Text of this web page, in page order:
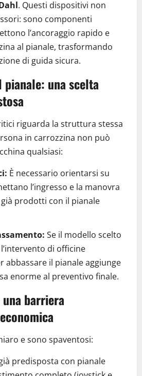
. Questi dispositivi non
sono componenti
l’ancoraggio rapido e
al pianale, trasformando
di guida sicura.
una scelta
riguarda la struttura stessa
in carrozzina non può
qualsiasi:
È necessario orientarsi su
l’ingresso e la manovra
prodotti con il pianale
Se il modello scelto
di officine
abbassare il pianale aggiunge
enorme al preventivo finale.
barriera
e sono spaventosi:
predisposta con pianale